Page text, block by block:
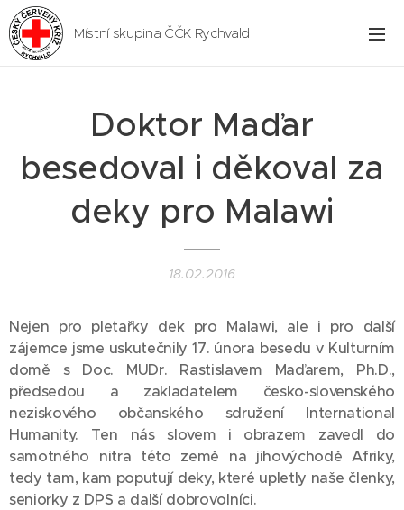
Místní skupina ČČK Rychvald
Doktor Maďar
besedoval i děkoval za
deky pro Malawi
18.02.2016
Nejen pro pletařky dek pro Malawi, ale i pro další
zájemce jsme uskutečnily 17. února besedu v Kulturním
domě s Doc. MUDr. Rastislavem Maďarem, Ph.D.,
předsedou a zakladatelem česko-slovenského
neziskového občanského sdružení International
Humanity. Ten nás slovem i obrazem zavedl do
samotného nitra této země na jihovýchodě Afriky,
tedy tam, kam poputují deky, které upletly naše členky,
seniorky z DPS a další dobrovolníci.